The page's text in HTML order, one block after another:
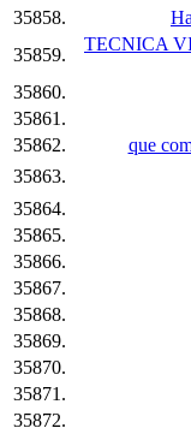
35858.
35859.
TECNICA
35860.
35861.
35862.
que
35863.
35864.
35865.
35866.
35867.
35868.
35869.
35870.
35871.
35872.